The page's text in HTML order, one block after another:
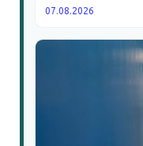
07.08.2026